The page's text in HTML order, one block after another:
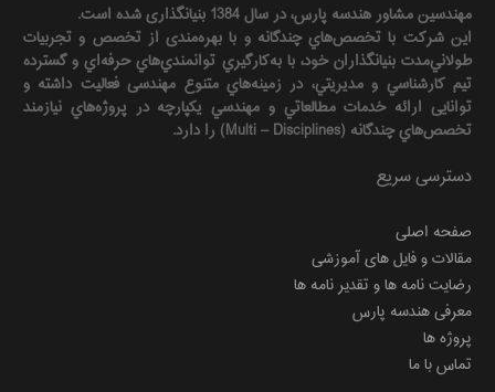
مهندسين مشاور هندسه‌ پارس، در سال 1384 بنیانگذاری شده است.
این شرکت با تخصص‌هاي چندگانه و با بهره‌مندی از تخصص و تجربيات
طولاني‌مدت بنيانگذاران خود، با به‌كارگيري توانمندي‌هاي حرفه‌اي و گسترده
تيم كارشناسي و مديريتي، در زمينه‌هاي متنوع مهندسی فعاليت داشته و
توانایی ارائه خدمات مطالعاتي و مهندسي يكپارچه در پروژه‌هاي نيازمند
تخصص‌هاي چندگانه (Multi – Disciplines) را دارد.
دسترسی سریع
صفحه اصلی
مقالات و فایل های آموزشی
رضایت نامه ها و تقدیر نامه ها
معرفی هندسه پارس
پروژه ها
تماس با ما